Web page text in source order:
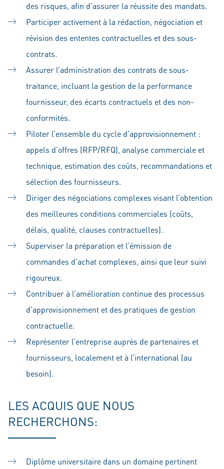
des risques, afin d’assurer la réussite des mandats.
Participer activement à la rédaction, négociation et
révision des ententes contractuelles et des sous-
contrats.
Assurer l’administration des contrats de sous-
traitance, incluant la gestion de la performance
fournisseur, des écarts contractuels et des non-
conformités.
Piloter l’ensemble du cycle d’approvisionnement :
appels d’offres (RFP/RFQ), analyse commerciale et
technique, estimation des coûts, recommandations et
sélection des fournisseurs.
Diriger des négociations complexes visant l’obtention
des meilleures conditions commerciales (coûts,
délais, qualité, clauses contractuelles).
Superviser la préparation et l’émission de
commandes d’achat complexes, ainsi que leur suivi
rigoureux.
Contribuer à l’amélioration continue des processus
d’approvisionnement et des pratiques de gestion
contractuelle.
Représenter l’entreprise auprès de partenaires et
fournisseurs, localement et à l’international (au
besoin).
LES ACQUIS QUE NOUS
RECHERCHONS:
Diplôme universitaire dans un domaine pertinent